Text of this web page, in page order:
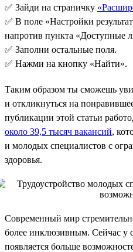
✅ Зайди на страничку
✅ В поле «Настройки
напротив пункта «Доступные
✅ Заполни остальные поля.
✅ Нажми на кнопку «Найти».
Таким образом ты сможешь
и откликнуться на
публикации этой статьи
около 39,5 тысяч вакансий,
и молодых специалистов с
здоровья.
Современный мир
более инклюзивным. Сейчас у
появляется больше